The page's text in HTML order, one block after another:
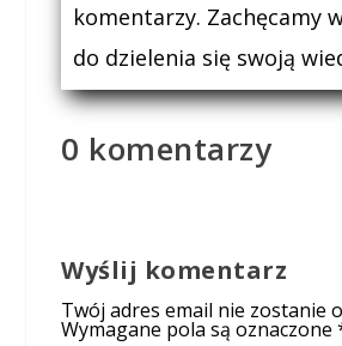
komentarzy. Zachęcamy
do dzielenia się swoją
0 komentarzy
Wyślij komentarz
Twój adres email nie zostanie
Wymagane pola są oznaczone